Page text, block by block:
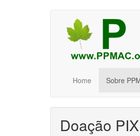
Home Sobre
Doação PIX